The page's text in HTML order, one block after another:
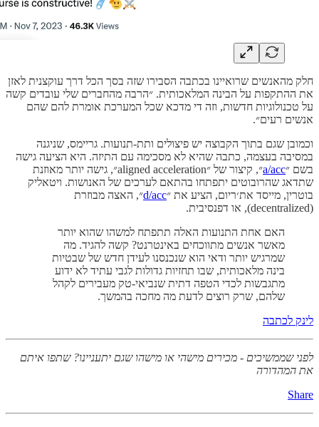
חלק מהאנשים שרואיינו בכתבה הסבירו שזה בסך הכל דרך עוקצנית לאזן
את ההתקפות על הבינה המלאכותית. ״הרבה מהחברים שלי עובדים קשה
על טכנולוגיות חדשות, וזה די מדכא שכל המערכת אומרת להם שהם
אנשים רעים״.
וכמובן שגם בתוך הקבוצה יש פיצולים ותת-תנועות. גריימס, שניגנה
במסיבה בעצמה, כתבה שהיא לא מסכימה עם התיזה. היא הציעה גישה
בשם ״a/acc
״, קיצור של ״aligned acceleration״, גישה יותר מאוזנת
שתדאג שהרובוטים יתפתחו בהתאם לערכים של האנושות. ויטאליק
בוטרין, מייסד את׳ריום, הציע את ״d/acc״, האצה מבוזרת
(decentralized), או דפנסיבית.
האם אחת התנועות האלה תתפתח למשהו שהוא יותר
מאשר אנשים מתווכחים באינטרנט? קשה להגיד. מה
שמרגיש יותר ודאי הוא שנכנסנו לעידן חדש של שבטיות
בינה מלאכותית, שבו תחזיות גדולות לגבי עתיד לא ידוע
מתגבשות לכדי הטפה דתית שנביאי-טק מעבירים לקהל
שלהם, שרק רוצים לדעת מה מחכה בהמשך.
לינק לכתבה
לפני שממשיכים - מכירים מישהי או מישהו שגם יתעניינו? שתפו איתם
את המהדורה
Share